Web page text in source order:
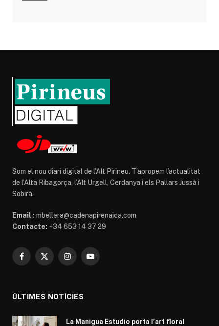
Som el nou diari digital de l’Alt Pirineu. T’apropem l’actualitat
de l’Alta Ribagorça, l’Alt Urgell, Cerdanya i els Pallars Jussà i
Sobirà.
Email : mbellera@cadenapirenaica.com
Contacte: +34 653 14 37 29
Facebook
X
InstagramYouTube
ÚLTIMES NOTÍCIES
La Manigua Estudio porta l’art floral